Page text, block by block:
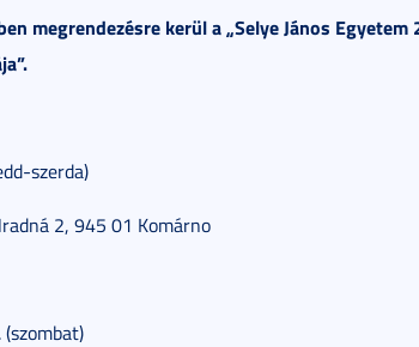
megrendezésre kerül a „Selye János Egyetem
szerda)
2, 945 01 Komárno